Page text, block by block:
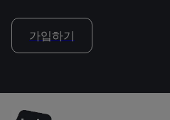
가입하기